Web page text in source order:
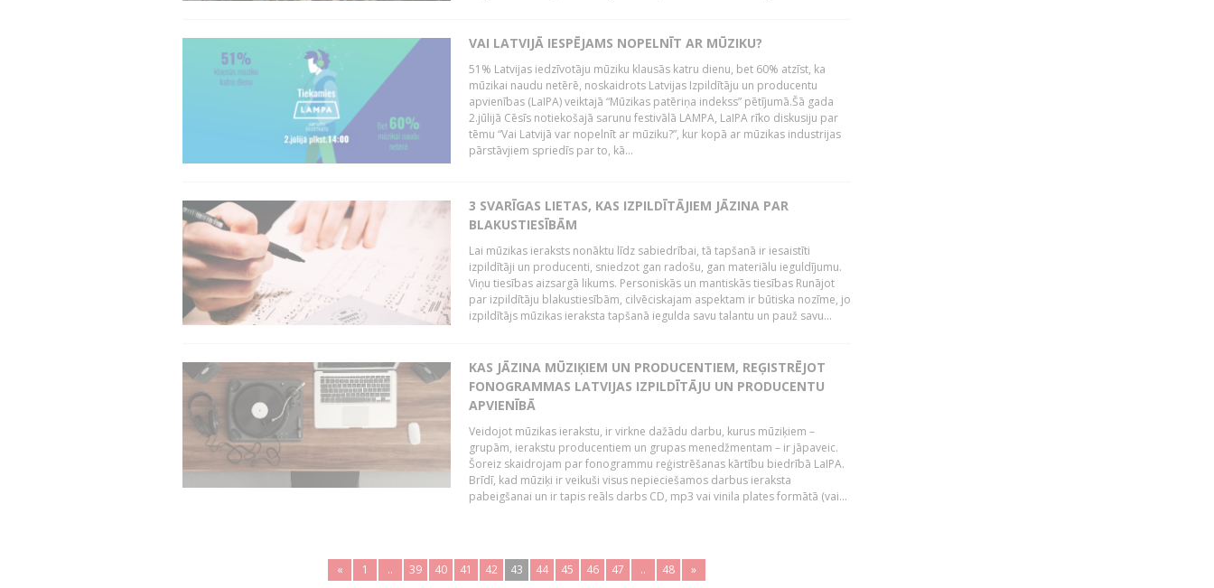
VAI LATVIJĀ IESPĒJAMS NOPELNĪT AR MŪZIKU?
51% Latvijas iedzīvotāju mūziku klausās katru dienu, bet 60% atzīst, ka
mūzikai naudu netērē, noskaidrots Latvijas Izpildītāju un producentu
apvienības (LaIPA) veiktajā “Mūzikas patēriņa indekss” pētījumā.Šā gada
2.jūlijā Cēsīs notiekošajā sarunu festivālā LAMPA, LaIPA rīko diskusiju par
tēmu “Vai Latvijā var nopelnīt ar mūziku?”, kur kopā ar mūzikas industrijas
pārstāvjiem spriedīs par to, kā...
3 SVARĪGAS LIETAS, KAS IZPILDĪTĀJIEM JĀZINA PAR
BLAKUSTIESĪBĀM
Lai mūzikas ieraksts nonāktu līdz sabiedrībai, tā tapšanā ir iesaistīti
izpildītāji un producenti, sniedzot gan radošu, gan materiālu ieguldījumu.
Viņu tiesības aizsargā likums. Personiskās un mantiskās tiesības Runājot
par izpildītāju blakustiesībām, cilvēciskajam aspektam ir būtiska nozīme, jo
izpildītājs mūzikas ieraksta tapšanā iegulda savu talantu un pauž savu...
KAS JĀZINA MŪZIĶIEM UN PRODUCENTIEM, REĢISTRĒJOT
FONOGRAMMAS LATVIJAS IZPILDĪTĀJU UN PRODUCENTU
APVIENĪBĀ
Veidojot mūzikas ierakstu, ir virkne dažādu darbu, kurus mūziķiem –
grupām, ierakstu producentiem un grupas menedžmentam – ir jāpaveic.
Šoreiz skaidrojam par fonogrammu reģistrēšanas kārtību biedrībā LaIPA.
Brīdī, kad mūziķi ir veikuši visus nepieciešamos darbus ieraksta
pabeigšanai un ir tapis reāls darbs CD, mp3 vai vinila plates formātā (vai...
« 1 .. 39 40 41 42 43 44 45 46 47 .. 48 »